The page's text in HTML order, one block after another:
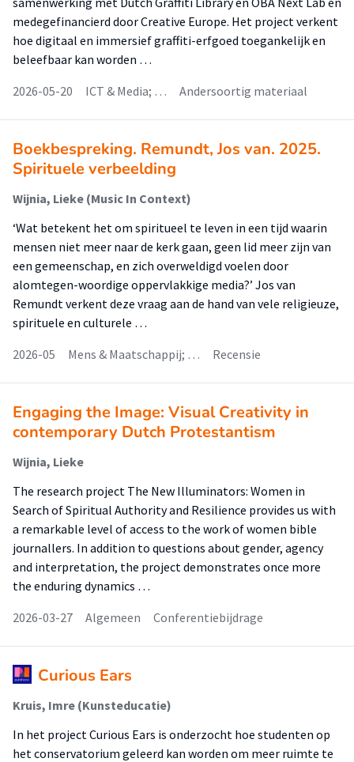
medegefinancierd door Creative Europe. Het project verkent
hoe digitaal en immersief graffiti-erfgoed toegankelijk en
beleefbaar kan worden …
2026-05-20
ICT & Media; … Andersoortig materiaal
Boekbespreking. Remundt, Jos van. 2025.
Spirituele verbeelding
Wijnia, Lieke (Music In Context)
‘Wat betekent het om spiritueel te leven in een tijd waarin
mensen niet meer naar de kerk gaan, geen lid meer zijn van
een gemeenschap, en zich overweldigd voelen door
alomtegen-woordige oppervlakkige media?’ Jos van
Remundt verkent deze vraag aan de hand van vele religieuze,
spirituele en culturele …
2026-05
Mens & Maatschappij; … Recensie
Engaging the Image: Visual Creativity in
contemporary Dutch Protestantism
Wijnia, Lieke
The research project The New Illuminators: Women in
Search of Spiritual Authority and Resilience provides us with
a remarkable level of access to the work of women bible
journallers. In addition to questions about gender, agency
and interpretation, the project demonstrates once more
the enduring dynamics …
2026-03-27
Algemeen Conferentiebijdrage
Curious Ears
Kruis, Imre (Kunsteducatie)
In het project Curious Ears is onderzocht hoe studenten op
het conservatorium geleerd kan worden om meer ruimte te